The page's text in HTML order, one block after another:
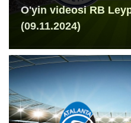
O'yin videosi RB
(09.11.2024)